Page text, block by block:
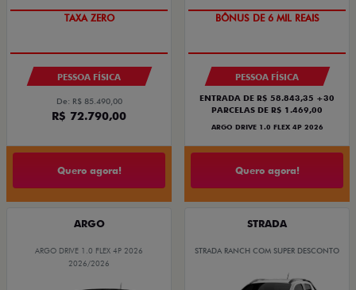
TAXA ZERO
PESSOA FÍSICA
De: R$ 85.490,00
R$ 72.790,00
Quero agora!
BÔNUS DE 6 MIL REAIS
PESSOA FÍSICA
ENTRADA DE R$ 58.843,35 +30
PARCELAS DE R$ 1.469,00
ARGO DRIVE 1.0 FLEX 4P 2026
Quero agora!
ARGO
ARGO DRIVE 1.0 FLEX 4P 2026
2026/2026
STRADA
STRADA RANCH COM SUPER DESCONTO